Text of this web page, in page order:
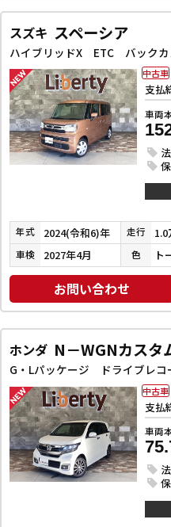
スズキ スペーシア
支払
車両
中古車
年式 2024(令和6)年 走行
車検 2027年4月 色
お問い合わせ
ホンダ N－WGNカスタ
支払
車両
中古車